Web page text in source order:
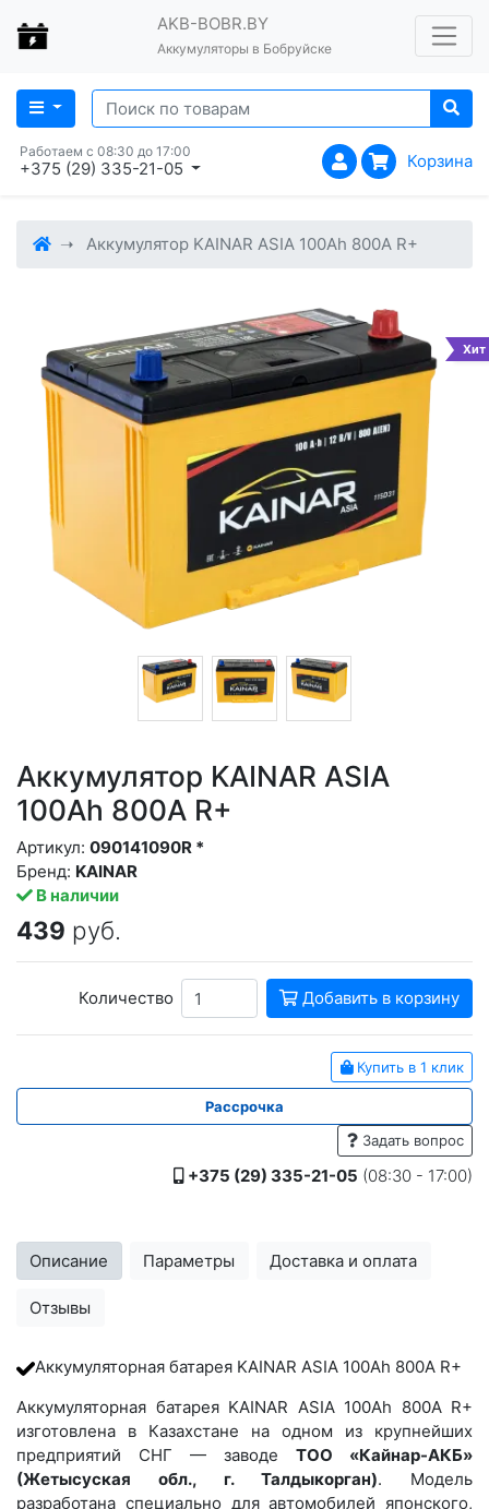
AKB-BOBR.BY
Аккумуляторы в Бобруйске
Работаем с 08:30 до 17:00
+375 (29) 335-21-05 Корзина
Аккумулятор KAINAR ASIA 100Ah 800A R+
Хит
Аккумулятор KAINAR ASIA
100Ah 800A R+
В наличии
Бренд: KAINAR
Артикул: 090141090R *
439 руб.
Количество Добавить в корзину
Купить в 1 клик
Рассрочка
Задать вопрос
+375 (29) 335-21-05 (08:30 - 17:00)
Описание Параметры Доставка и оплата
Отзывы
Аккумуляторная батарея KAINAR ASIA 100Ah 800A R+
Аккумуляторная батарея KAINAR ASIA 100Ah 800A R+
изготовлена в Казахстане на одном из крупнейших
предприятий СНГ — заводе ТОО «Кайнар-АКБ»
(Жетысуская обл., г. Талдыкорган). Модель
разработана специально для автомобилей японского,